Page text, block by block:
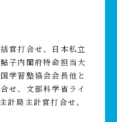
官打合せ、日本私立
子内閣府特命担当大
学習塾協会会長他と
せ、文部科学省ライ
計局主計官打合せ、